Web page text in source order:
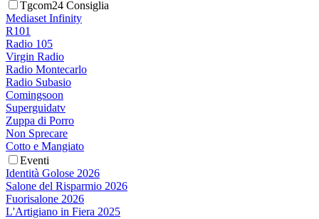
Tgcom24 Consiglia
Mediaset Infinity
R101
Radio 105
Virgin Radio
Radio Montecarlo
Radio Subasio
Comingsoon
Superguidatv
Zuppa di Porro
Non Sprecare
Cotto e Mangiato
Eventi
Identità Golose 2026
Salone del Risparmio 2026
Fuorisalone 2026
L'Artigiano in Fiera 2025